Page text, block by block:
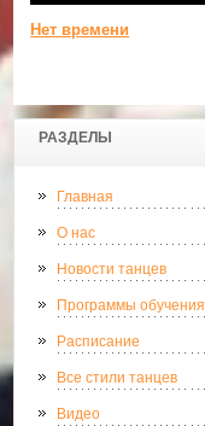
РАЗДЕЛЫ
Главная
О нас
Новости танцев
Программы обучения
Расписание
Все стили танцев
Видео
Нет времени